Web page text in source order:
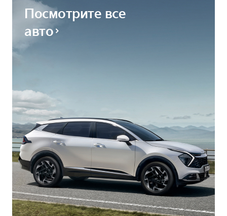
Посмотрите все
авто